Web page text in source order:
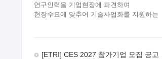
연구인력을 기업현장에 파견하여
현장수요에 맞추어 기술사업화를 지원하는
주시기 바랍니다. 2026년 8월
[ETRI] CES 2027 참가기업 모집 공고